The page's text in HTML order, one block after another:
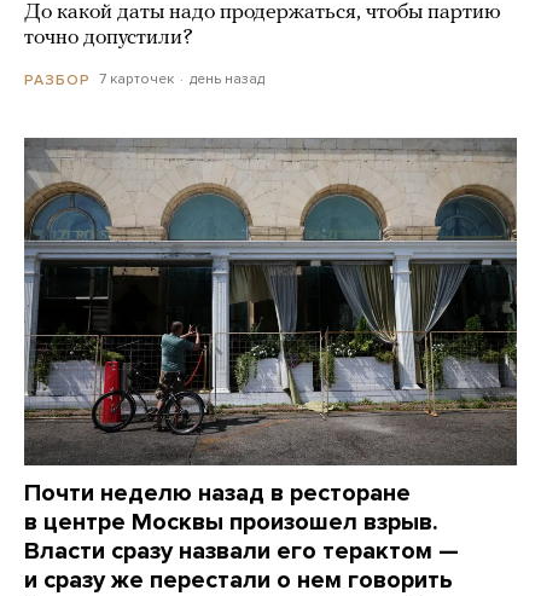
До какой даты надо продержаться, чтобы партию
точно допустили?
РАЗБОР 7 карточек день назад
Почти неделю назад в ресторане
в центре Москвы произошел взрыв.
Власти сразу назвали его терактом —
и сразу же перестали о нем говорить